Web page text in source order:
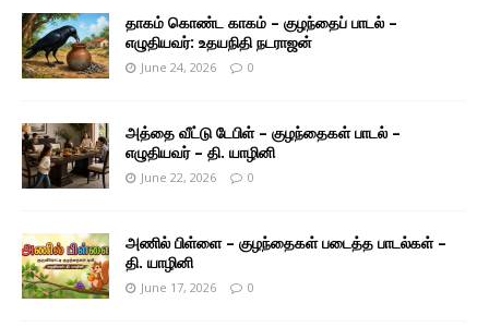
தாகம் கொண்ட காகம் – குழந்தைப் பாடல் –
எழுதியவர்: உதயநிதி நடராஜன்
June 24, 2026 0
அத்தை வீட்டு டேபிள் – குழந்தைகள் பாடல் –
எழுதியவர் – தி. யாழினி
June 22, 2026 0
அணில் பிள்ளை – குழந்தைகள் படைத்த பாடல்கள் –
தி. யாழினி
June 17, 2026 0